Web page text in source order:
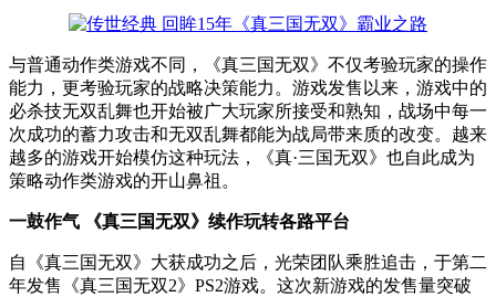
与普通动作类游戏不同，《真三国无双》不仅考验玩家的操作
能力，更考验玩家的战略决策能力。游戏发售以来，游戏中的
必杀技无双乱舞也开始被广大玩家所接受和熟知，战场中每一
次成功的蓄力攻击和无双乱舞都能为战局带来质的改变。越来
越多的游戏开始模仿这种玩法，《真·三国无双》也自此成为
策略动作类游戏的开山鼻祖。
一鼓作气 《真三国无双》续作玩转各路平台
自《真三国无双》大获成功之后，光荣团队乘胜追击，于第二
年发售《真三国无双2》PS2游戏。这次新游戏的发售量突破